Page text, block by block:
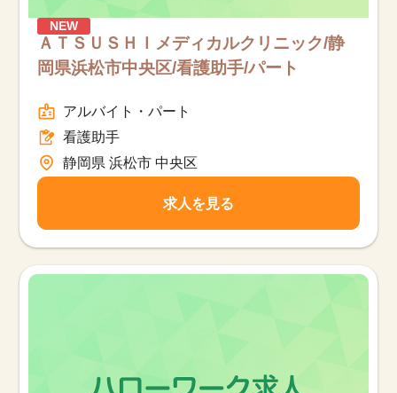
NEW
ＡＴＳＵＳＨＩメディカルクリニック/静
岡県浜松市中央区/看護助手/パート
アルバイト・パート
看護助手
静岡県 浜松市 中央区
求人を見る